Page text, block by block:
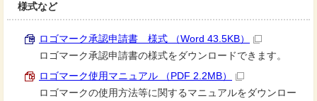
様式など
ロゴマーク承認申請書 様式 （Word 43.5KB）
ロゴマーク承認申請書の様式をダウンロードできます。
ロゴマーク使用マニュアル （PDF 2.2MB）
ロゴマークの使用方法等に関するマニュアルをダウンロー